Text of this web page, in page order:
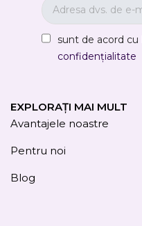
sunt de acord cu
confidențialitate
EXPLORAȚI MAI MULT
Avantajele noastre
Pentru noi
Blog